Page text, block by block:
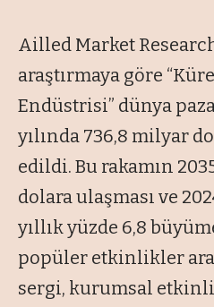
Ailled Market
araştırmaya göre
Endüstrisi” dünya
yılında 736,8 milyar
edildi. Bu rakamın
dolara ulaşması ve
yıllık yüzde 6,8
popüler etkinlikler
sergi, kurumsal